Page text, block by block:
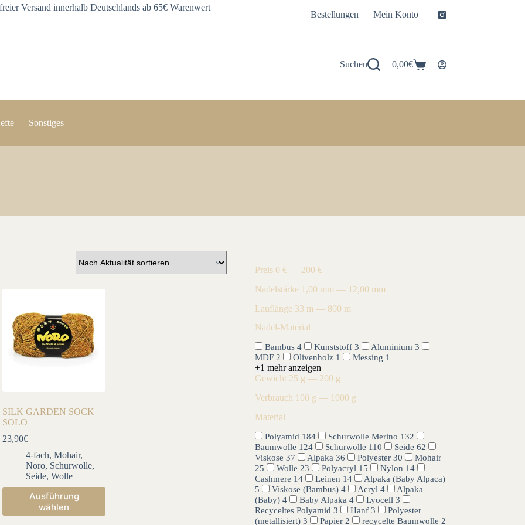
Versand innerhalb Deutschlands ab 65€ Warenwert
Bestellungen Mein Konto
Suchen Warenkorb
0,00€
Sonstiges
SILK GARDEN SOCK
SOLO
23,90€
4-fach,Mohair,
Noro, Schurwolle,
Seide,Wolle
Ausführung
wählen
Dieses
Produkt
weist
Preis 0 € — 200 €
Nadelstärke 1,00 mm — 12,00 mm
Lauflänge 33 m — 800 m
Nadel-Material
Bambus 4 Kunststoff 3 Aluminium 3
MDF 2 Olivenholz 1 Messing 1
+1 mehr anzeigen
Gewicht 25 g — 200 g
Verbrauch 100 g — 1000 g
Material
Polyamid 184 Schurwolle Merino 132
Baumwolle 124 Schurwolle 110 Seide 62
Viskose 37 Alpaka 36 Polyester 30
Mohair
25
Wolle 23 Polyacryl 15 Nylon 14
Cashmere 14 Leinen 14
Alpaka (Baby Alpaca)
5
Viskose (Bambus) 4 Acryl 4
Alpaka
(Baby) 4 Baby Alpaka 4 Lyocell 3
Recyceltes Polyamid 3 Hanf 3
Polyester
(metallisiert) 3 Papier 2 recycelte Baumwolle 2